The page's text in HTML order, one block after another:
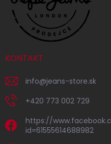
KONTAKT
info@jeans-store.sk
+420 773 002 729
https://
id=61555614688982